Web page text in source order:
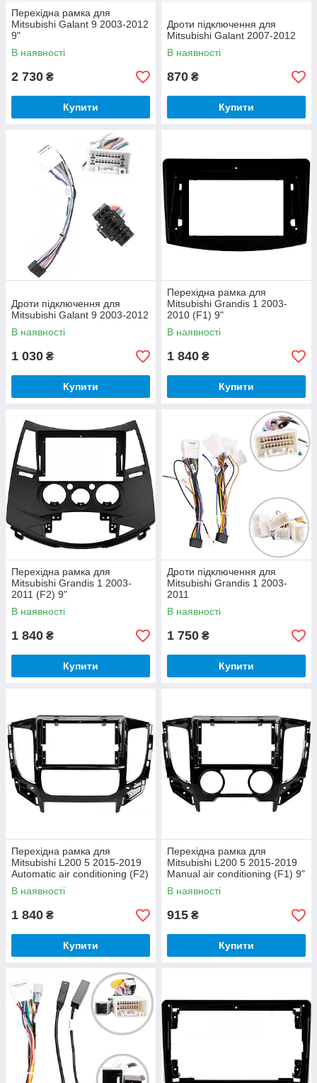
Перехідна рамка для
Mitsubishi Galant 9 2003-2012
9"
В наявності
2 730 ₴
Купити
Дроти підключення для
Mitsubishi Galant 2007-2012
В наявності
870 ₴
Купити
Дроти підключення для
Mitsubishi Galant 9 2003-2012
В наявності
1 030 ₴
Купити
Перехідна рамка для
Mitsubishi Grandis 1 2003-
2010 (F1) 9"
В наявності
1 840 ₴
Купити
Перехідна рамка для
Mitsubishi Grandis 1 2003-
2011 (F2) 9"
В наявності
1 840 ₴
Купити
Дроти підключення для
Mitsubishi Grandis 1 2003-
2011
В наявності
1 750 ₴
Купити
Перехідна рамка для
Mitsubishi L200 5 2015-2019
Automatic air conditioning (F2)
9"
В наявності
1 840 ₴
Купити
Перехідна рамка для
Mitsubishi L200 5 2015-2019
Manual air conditioning (F1) 9"
В наявності
915 ₴
Купити